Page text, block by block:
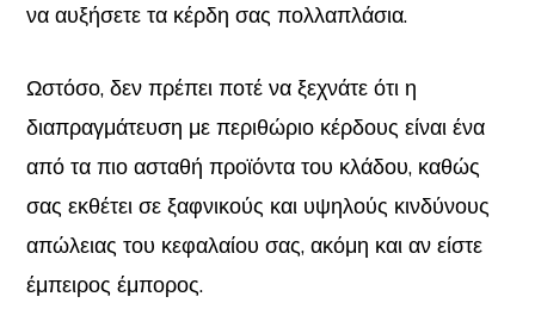
να αυξήσετε τα κέρδη σας πολλαπλάσια.
Ωστόσο, δεν πρέπει ποτέ να ξεχνάτε ότι η
διαπραγμάτευση με περιθώριο κέρδους είναι ένα
από τα πιο ασταθή προϊόντα του κλάδου, καθώς
σας εκθέτει σε ξαφνικούς και υψηλούς κινδύνους
απώλειας του κεφαλαίου σας, ακόμη και αν είστε
έμπειρος έμπορος.